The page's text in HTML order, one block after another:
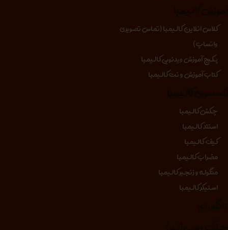
کلاس انلاین کالیمبا (تماس تصویری
واتساپ)
پکیج آموزش ویدئویی کالیمبا
کتاب آموزش و نت کالیمبا
چکش کالیمبا
استند کالیمبا
کیف کالیمبا
مضراب کالیمبا
منگوله و زنجیر کالیمبا
استیکر کالیمبا